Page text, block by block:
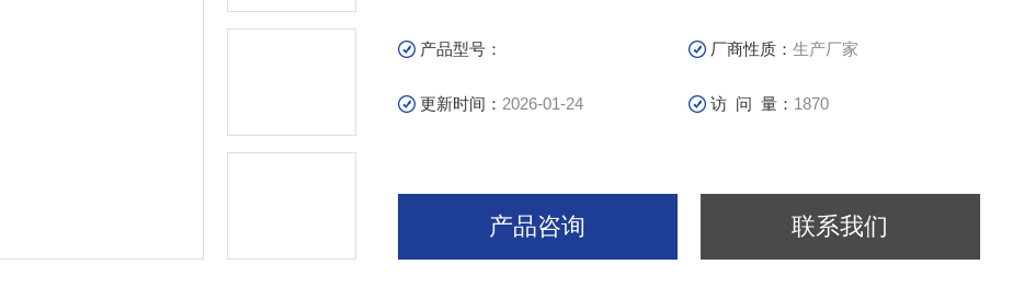
产品型号： 厂商性质：生产厂家
更新时间： 2026-01-24 访 问 量： 1870
产品咨询 联系我们